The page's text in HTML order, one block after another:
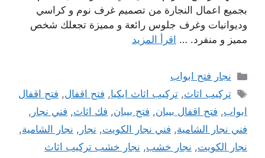
بجميع اعمال النجارة من تصميم غرف نوم و كراسي
وديوانيات وغرف جلوس رائعة و مميزة تجعلك شخص
مميز و منفرد. … اقرأ المزيد
التصنيفات
نجار فتح ابواب
الوسوم
تركيب اثاث,تركيب اثاث ايكيا, فتح اقفال, فتح اقفال
ابواب, فتح اقفال بيبان, فتح بيبان, فك اثاث, فني نجار ,
فني نجار الشامية, فني نجار الكويت, نجار , نجار الشامية,
نجار الكويت, نجار خشب, نجار خشب تركيب اثاث